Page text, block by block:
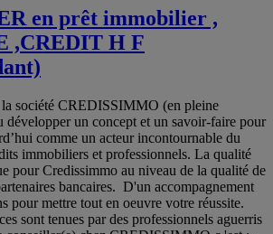
en prêt immobilier ,
,CREDIT H F
la société CREDISSIMMO (en pleine
développer un concept et un savoir-faire pour
comme un acteur incontournable du
immobiliers et professionnels. La qualité
pour Credissimmo au niveau de la qualité de
bancaires. D'un accompagnement
pour mettre tout en oeuvre votre réussite.
sont tenues par des professionnels aguerris